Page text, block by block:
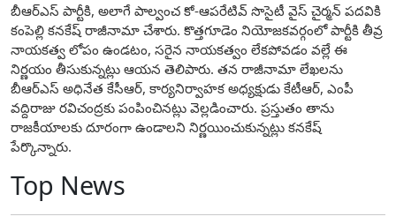
బీఆర్ఎస్ పార్టీకి, అలాగే పాల్వంచ కో-ఆపరేటివ్ సొసైటీ వైస్ చైర్మన్ పదవికి
కంపెల్లి కనకేష్ రాజీనామా చేశారు. కొత్తగూడెం నియోజకవర్గంలో పార్టీకి తీవ్ర
నాయకత్వ లోపం ఉండటం, సరైన నాయకత్వం లేకపోవడం వల్లే ఈ
నిర్ణయం తీసుకున్నట్లు ఆయన తెలిపారు. తన రాజీనామా లేఖలను
బీఆర్ఎస్ అధినేత కేసీఆర్, కార్యనిర్వాహక అధ్యక్షుడు కేటీఆర్, ఎంపీ
వద్దిరాజు రవిచంద్రకు పంపించినట్లు వెల్లడించారు. ప్రస్తుతం తాను
రాజకీయాలకు దూరంగా ఉండాలని నిర్ణయించుకున్నట్లు కనకేష్
పేర్కొన్నారు.
Top News